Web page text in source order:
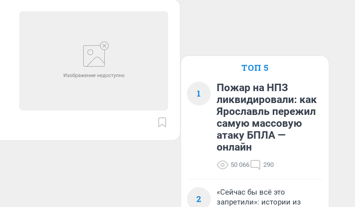
ТОП 5
1
Пожар на НПЗ
ликвидировали: как
Ярославль пережил
самую массовую
атаку БПЛА —
онлайн
50 066 290
2
«Сейчас бы всё это
запретили»: истории из